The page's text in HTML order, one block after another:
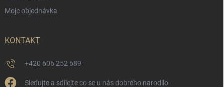
Moje objednávka
KONTAKT
+420 606 252 689
Sledujte a sdílejte co se u nás dobrého narodilo